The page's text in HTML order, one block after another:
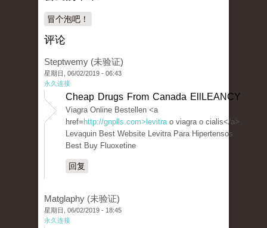
冒个泡吧！
评论
Steptwemy (未验证)
星期日, 06/02/2019 - 06:43
永久连接
Cheap Drugs From Canada EllLEANCY
Viagra Online Bestellen <a
href= http://gnplls.com>levitrao viagra o cialis</a>
Levaquin Best Website Levitra Para Hipertensos
Best Buy Fluoxetine
回复
Matglaphy (未验证)
星期日, 06/02/2019 - 18:45
永久连接